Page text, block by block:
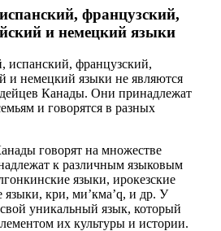
французский,
и немецкий языки
испанский, французский,
и немецкий языки не являются
Канады. Они принадлежат
и говорятся в разных
говорят на множестве
к различным языковым
языки, ирокезские
языки, кри, ми’кма’q, и др. У
уникальный язык, который
их культуры и истории.